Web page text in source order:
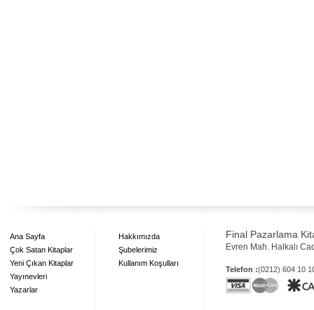
Ana Sayfa
Çok Satan Kitaplar
Yeni Çıkan Kitaplar
Yayınevleri
Yazarlar
Hakkımızda
Şubelerimiz
Kullanım Koşulları
Final Pazarlama
Evren Mah. Halkalı
Telefon :(0212) 604 10